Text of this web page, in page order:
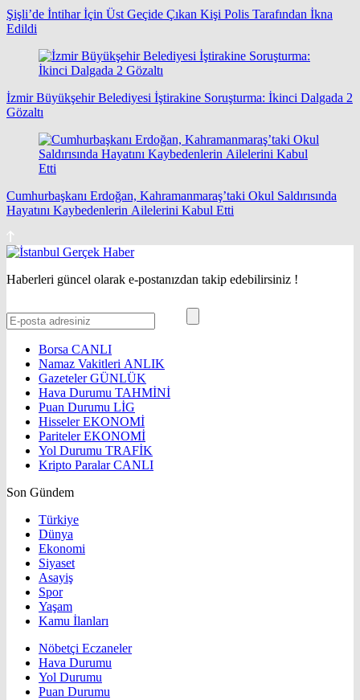
Şişli’de İntihar İçin Üst Geçide Çıkan Kişi Polis Tarafından İkna
Edildi
İzmir Büyükşehir Belediyesi İştirakine Soruşturma: İkinci Dalgada 2
Gözaltı
Cumhurbaşkanı Erdoğan, Kahramanmaraş’taki Okul Saldırısında
Hayatını Kaybedenlerin Ailelerini Kabul Etti
Haberleri güncel olarak e-postanızdan takip edebilirsiniz !
Borsa CANLI
Namaz Vakitleri ANLIK
GazetelerGÜNLÜK
Hava Durumu TAHMİNİ
Puan Durumu LİG
HisselerEKONOMİ
ParitelerEKONOMİ
Yol Durumu TRAFİK
Kripto ParalarCANLI
Son Gündem
Türkiye
Dünya
Ekonomi
Siyaset
Asayiş
Spor
Yaşam
Kamu İlanları
Nöbetçi Eczaneler
Hava Durumu
Yol Durumu
Puan Durumu